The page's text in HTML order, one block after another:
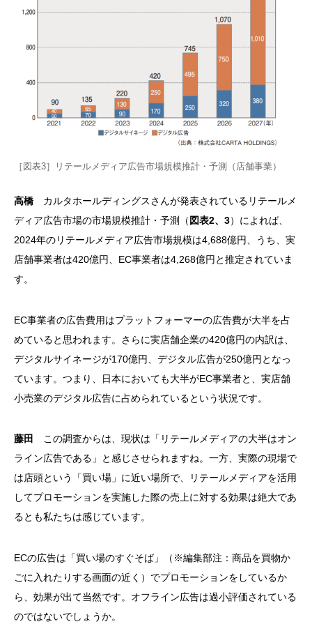
［図表3］リテールメディア広告市場規模推計・予測（店舗事業）
高橋 カルタホールディングスさんが発表されているリテールメ
ディア広告市場の市場規模推計・予測（ 図表2、3）によれば、
2024年のリテールメディア広告市場規模は4,688億円、うち、実
店舗事業者は420億円、EC事業者は4,268億円と推定されていま
す。
EC事業者の広告費用はプラットフォーマーの広告費が大半を占
めていると思われます。さらに実店舗企業の420億円の内訳は、
デジタルサイネージが170億円、デジタル広告が250億円となっ
ています。つまり、日本においても大半がEC事業者と、実店舗
小売業のデジタル広告に占められているという状況です。
藤田
この調査からは、現状は「リテールメディアの大半はオン
ライン広告である」と感じさせられますね。一方、実際の現場で
は店頭という「買い場」に近い場所で、リテールメディアを活用
してプロモーションを実施した際の売上に対する効果は絶大であ
るとも私たちは感じています。
ECの広告は「買い場のすぐそば」（※編集部注：商品を買物か
ごに入れたりする画面の近く）でプロモーションをしているか
ら、効果が出て当然です。オフライン広告は過小評価されている
のではないでしょうか。